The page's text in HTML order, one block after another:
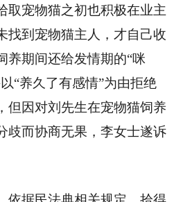
取宠物猫之初也积极在业主
找到宠物猫主人，才自己收
养期间还给发情期的“咪
“养久了有感情”为由拒绝
但因对刘先生在宠物猫饲养
歧而协商无果，李女士遂诉